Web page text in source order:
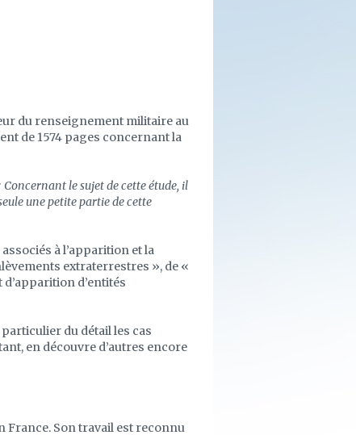
du renseignement militaire au
de 1574 pages concernant la
Concernant le sujet de cette étude, il
une petite partie de cette
à l’apparition et la
extraterrestres », de «
d’entités
du détail les cas
en découvre d’autres encore
France. Son travail est reconnu